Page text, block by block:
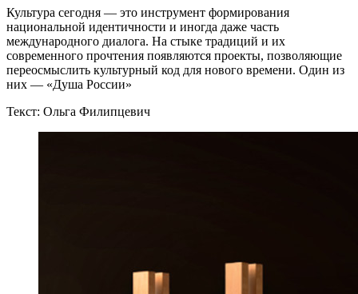
Культура сегодня — это инструмент формирования
национальной идентичности и иногда даже часть
международного диалога. На стыке традиций и их
современного прочтения появляются проекты, позволяющие
переосмыслить культурный код для нового времени. Один из
них — «Душа России»
Текст: Ольга Филипцевич